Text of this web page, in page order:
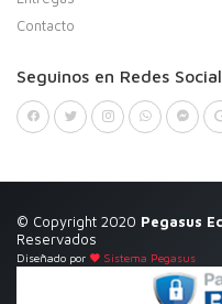
Contacto
Seguinos en Redes
© Copyright 2020 Pegasus
Reservados
Diseñado por Sistema Pegasus